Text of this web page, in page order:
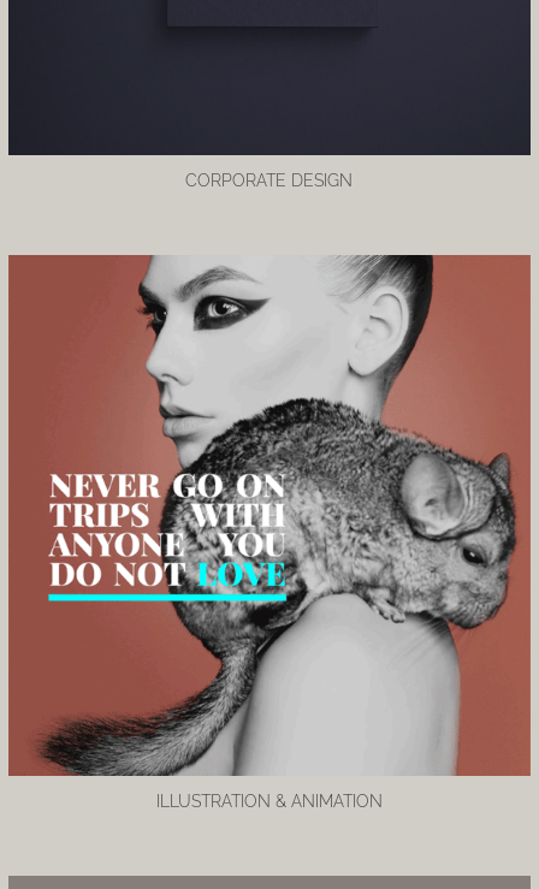
CORPORATE DESIGN
ILLUSTRATION & ANIMATION